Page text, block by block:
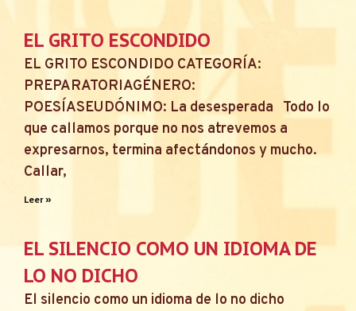
EL GRITO ESCONDIDO
EL GRITO ESCONDIDO CATEGORÍA:
PREPARATORIAGÉNERO:
POESÍASEUDÓNIMO: La desesperada Todo lo
que callamos porque no nos atrevemos a
expresarnos, termina afectándonos y mucho.
Callar,
Leer »
EL SILENCIO COMO UN IDIOMA DE
LO NO DICHO
El silencio como un idioma de lo no dicho